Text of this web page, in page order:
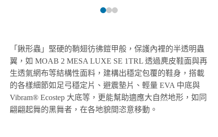
「鍬形蟲」堅硬的鞘翅彷彿鎧甲般，保護內裡的半透明蟲
翼，如 MOAB 2 MESA LUXE SE 1TRL 透過麂皮鞋面與再
生透氣網布等結構性面料，建構出穩定包覆的鞋身，搭載
的各樣細節如足弓穩定片、避震墊片、輕量 EVA 中底與
Vibram® Ecostep 大底等，更能幫助適應大自然地形，如同
翩翩起舞的黑舞者，在各地貌間恣意移動。